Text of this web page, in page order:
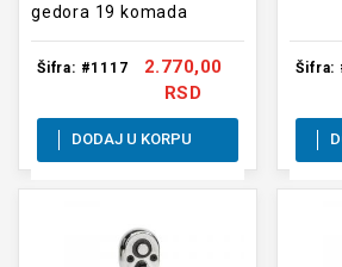
gedora 19 komada
Šifra: #1117
2.770,00
RSD
DODAJ U KORPU
Šifra: